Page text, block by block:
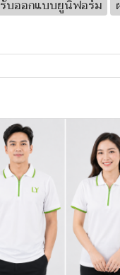
รับออกแบบยูนิฟอร์ม